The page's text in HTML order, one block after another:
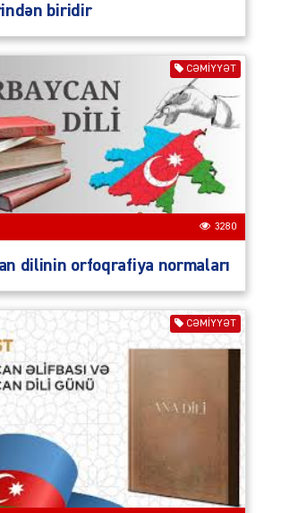
biridir
CƏMIYYƏT
3280
dilinin orfoqrafiya normaları
CƏMIYYƏT